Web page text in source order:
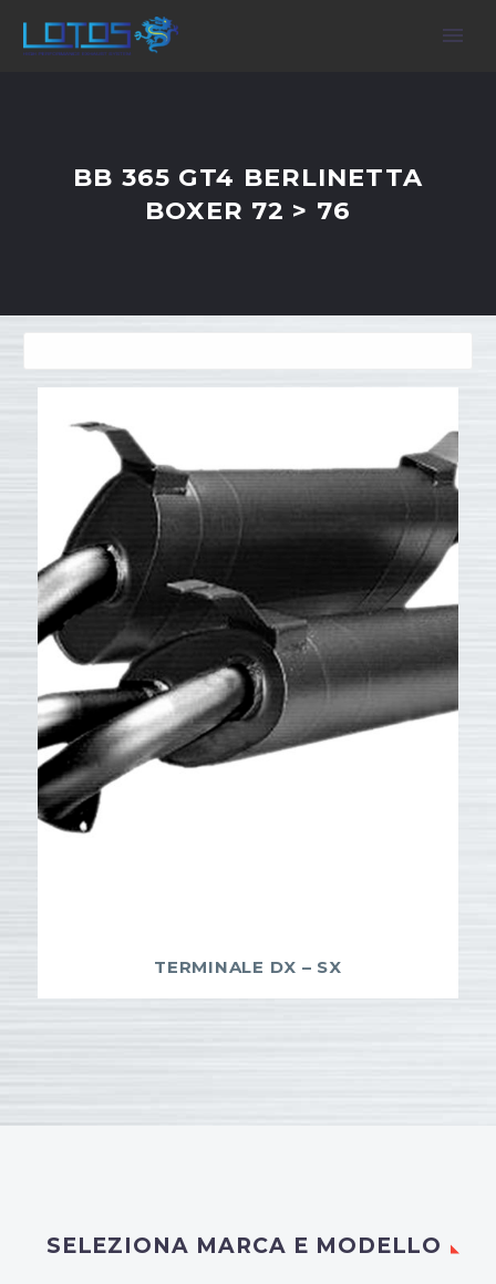
BB 365 GT4 BERLINETTA
BOXER 72 > 76
TERMINALE DX – SX
SELEZIONA MARCA E MODELLO